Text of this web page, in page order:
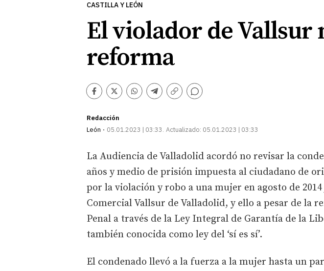
CASTILLA Y LEÓN
El violador de Vallsur
reforma
Facebook
TwitterWhatsapp
Telegram
Copiar
Comentarios
Redacción
León
05.01.2023 | 03:33 Actualizado: 05.01.2023 | 03:33
La Audiencia de Valladolid acordó no revisar la
años y medio de prisión impuesta al ciudadano de
por la violación y robo a una mujer en agosto de
Comercial Vallsur de Valladolid, y ello a pesar de la
Penal a través de la Ley Integral de Garantía de la
también conocida como ley del ‘sí es sí’.
El condenado llevó a la fuerza a la mujer hasta un